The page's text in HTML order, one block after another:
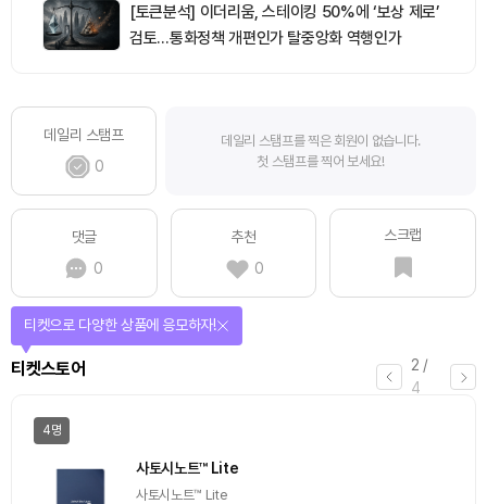
[토큰분석] 이더리움, 스테이킹 50%에 ‘보상 제로’
검토…통화정책 개편인가 탈중앙화 역행인가
데일리 스탬프
0
데일리 스탬프를 찍은 회원이 없습니다.
첫 스탬프를 찍어 보세요!
댓글
0
추천
0
스크랩
2 /
4
티켓스토어
티켓으로 다양한 상품에 응모하자!
4명
사토시노트™ Lite
사토시노트™ Lite